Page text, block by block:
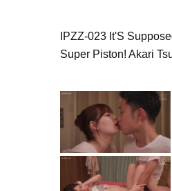
IPZZ-023 It'S
Super Piston! Akari